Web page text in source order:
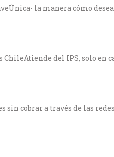
la manera cómo
del IPS, solo en
cobrar a través de las